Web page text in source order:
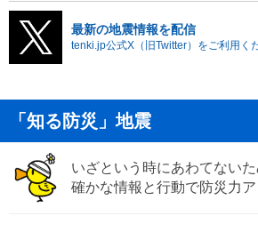
最新の地震情報を配信
tenki.jp公式X（旧Twitter）をご利用く
「知る防災」地震
いざという時にあわてないた
確かな情報と行動で防災力